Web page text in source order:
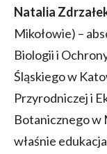
Natalia
Mikołowie) –
Biologii i
Śląskiego w
Przyrodniczej i
Botanicznego w
właśnie